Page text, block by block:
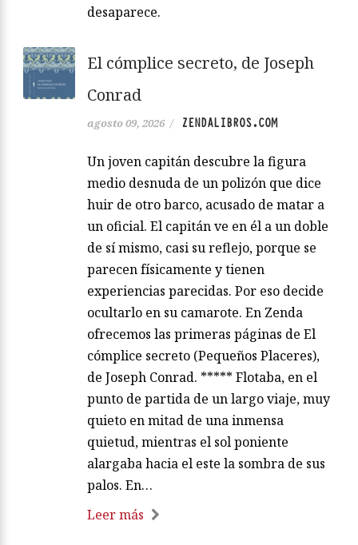
desaparece.
El cómplice secreto, de Joseph
Conrad
agosto 09, 2026 / ZENDALIBROS.COM
Un joven capitán descubre la figura
medio desnuda de un polizón que dice
huir de otro barco, acusado de matar a
un oficial. El capitán ve en él a un doble
de sí mismo, casi su reflejo, porque se
parecen físicamente y tienen
experiencias parecidas. Por eso decide
ocultarlo en su camarote. En Zenda
ofrecemos las primeras páginas de El
cómplice secreto (Pequeños Placeres),
de Joseph Conrad. ***** Flotaba, en el
punto de partida de un largo viaje, muy
quieto en mitad de una inmensa
quietud, mientras el sol poniente
alargaba hacia el este la sombra de sus
palos. En…
Leer más